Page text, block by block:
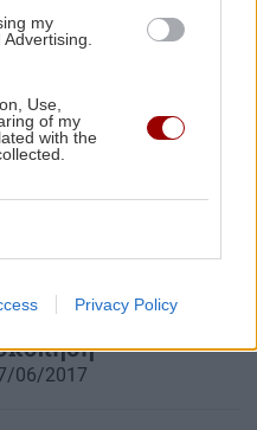
my
Use,
of my
with the
Privacy Policy
06/2019
ΠΑΡΑΣΚΗΝΙΟ
και
Στο 39% το ποσοστό
σύμφωνα
06/2017